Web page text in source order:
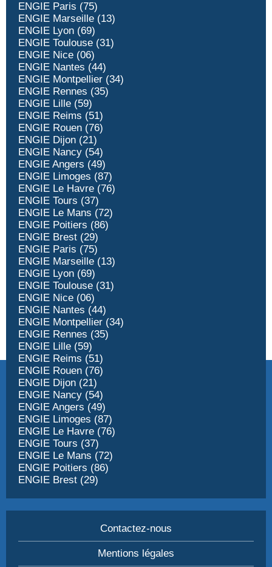
ENGIE Paris (75)
ENGIE Marseille (13)
ENGIE Lyon (69)
ENGIE Toulouse (31)
ENGIE Nice (06)
ENGIE Nantes (44)
ENGIE Montpellier (34)
ENGIE Rennes (35)
ENGIE Lille (59)
ENGIE Reims (51)
ENGIE Rouen (76)
ENGIE Dijon (21)
ENGIE Nancy (54)
ENGIE Angers (49)
ENGIE Limoges (87)
ENGIE Le Havre (76)
ENGIE Tours (37)
ENGIE Le Mans (72)
ENGIE Poitiers (86)
ENGIE Brest (29)
ENGIE Paris (75)
ENGIE Marseille (13)
ENGIE Lyon (69)
ENGIE Toulouse (31)
ENGIE Nice (06)
ENGIE Nantes (44)
ENGIE Montpellier (34)
ENGIE Rennes (35)
ENGIE Lille (59)
ENGIE Reims (51)
ENGIE Rouen (76)
ENGIE Dijon (21)
ENGIE Nancy (54)
ENGIE Angers (49)
ENGIE Limoges (87)
ENGIE Le Havre (76)
ENGIE Tours (37)
ENGIE Le Mans (72)
ENGIE Poitiers (86)
ENGIE Brest (29)
Contactez-nous
Mentions légales